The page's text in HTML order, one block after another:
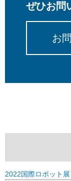
ぜひお問
お
2022国際ロボット展